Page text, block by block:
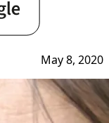
May 8, 2020